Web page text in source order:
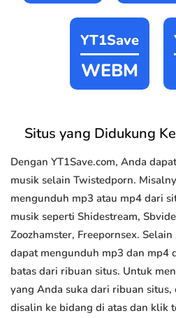
YT1Save
WEBM
Situs yang Didukung
Dengan YT1Save.com, Anda
musik selain Twistedporn.
mengunduh mp3 atau mp4 dari
musik seperti Shidestream,
Zoozhamster, Freepornsex.
dapat mengunduh mp3 dan mp4
batas dari ribuan situs. Untuk
yang Anda suka dari ribuan
disalin ke bidang di atas dan klik